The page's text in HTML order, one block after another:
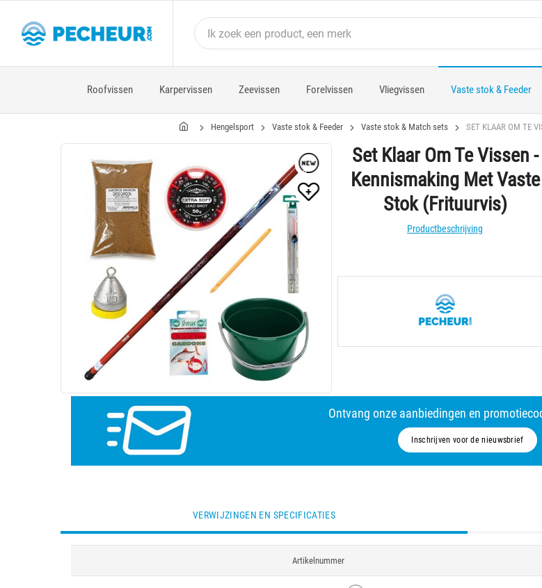
Roofvissen Karpervissen Zeevissen Forelvissen Vliegvissen Vaste stok & Feeder
Hengelsport Vaste stok & Feeder Vaste stok & Match sets SET KLAAR OM TE
Set Klaar Om Te Vissen -
Kennismaking Met Vaste
Stok (Frituurvis)
Productbeschrijving
Ontvang onze aanbiedingen en
Inschrijven voor de nieuwsbrief
VERWIJZINGEN EN SPECIFICATIES
Artikelnummer